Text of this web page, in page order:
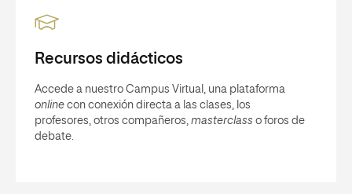
Recursos didácticos
Accede a nuestro Campus Virtual, una plataforma
online con conexión directa a las clases, los
profesores, otros compañeros, masterclass o foros de
debate.